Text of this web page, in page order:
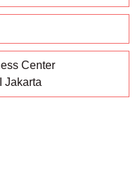
Center
Jakarta